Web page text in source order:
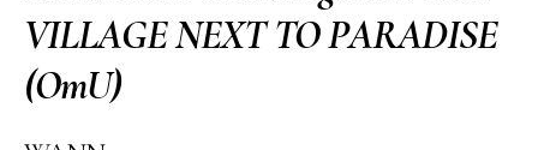
VILLAGE NEXT TO PARADISE
(OmU)